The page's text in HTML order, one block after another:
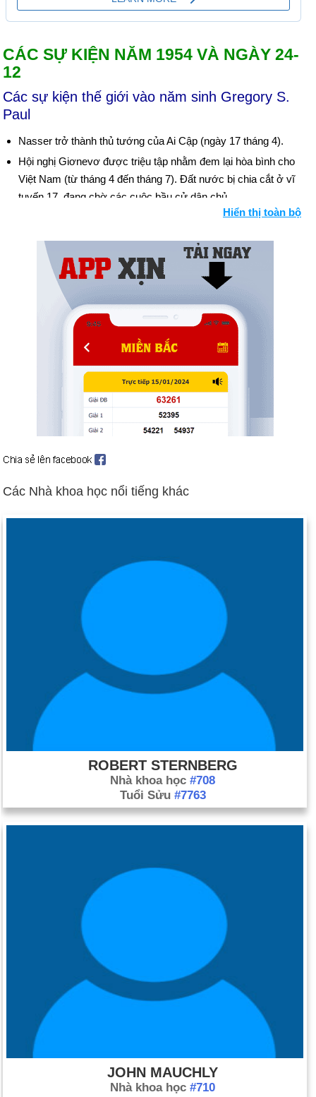
CÁC SỰ KIỆN NĂM 1954 VÀ NGÀY 24-
12
Các sự kiện thế giới vào năm sinh Gregory S.
Paul
Nasser trở thành thủ tướng của Ai Cập (ngày 17 tháng 4).
Hội nghị Giơnevơ được triệu tập nhằm đem lại hòa bình cho
Việt Nam (từ tháng 4 đến tháng 7). Đất nước bị chia cắt ở vĩ
tuyến 17, đang chờ các cuộc bầu cử dân chủ.
Điện Biên Phủ, tiền đồn quân sự của Pháp tại Việt Nam, rơi
Hiệp ước phòng thủ tập thể 8 nước Đông Nam Á (thành lập
SEATO) được ký kết tại Manila (ngày 8 tháng 9).
Các hiệp định Paris trao chủ quyền và thừa nhận Tây Đức cho
NATO và Liên minh Tây Âu (ngày 23 tháng 10; có hiệu lực vào
tháng 5 năm 1955).
Chiến tranh giành độc lập của Algeria chống lại Pháp bắt đầu
Ngày sinh Gregory S. Paul (24-12) trong lịch sử
Ngày 24-12 năm 1524:
Nhà thám hiểm vĩ đại người Bồ Đào
Nha Vasco da Gama qua đời ở Cochin, Ấn Độ.
được kết thúc với việc ký kết Hiệp ước Ghent.
Ngày 24-12 năm 1871:
Vở opera Aida của Giuseppe Verdi
được công chiếu lần đầu ở Cairo, Ai Cập, khi khai trương kênh
Ngày 24-12 năm 1943:
Tướng Dwight Eisenhower được Tổng
thống Franklin Roosevelt bổ nhiệm làm tư lệnh tối cao của Lực
lượng Đồng minh.
Ngày 24-12 năm 1992:
Tổng thống Bush ân xá cho cựu Bộ
trưởng Quốc phòng Caspar Weinberger và 5 người khác trong
vụ bê bối Iran-Contra.
Hiển thị toàn bộ
Các Nhà khoa học nổi tiếng khác
ROBERT STERNBERG
Nhà khoa học #708
Tuổi Sửu #7763
JOHN MAUCHLY
Nhà khoa học #710